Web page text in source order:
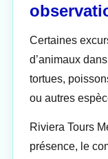
Certaines
d’animaux
tortues,
ou autres
Riviera Tours
présence, le